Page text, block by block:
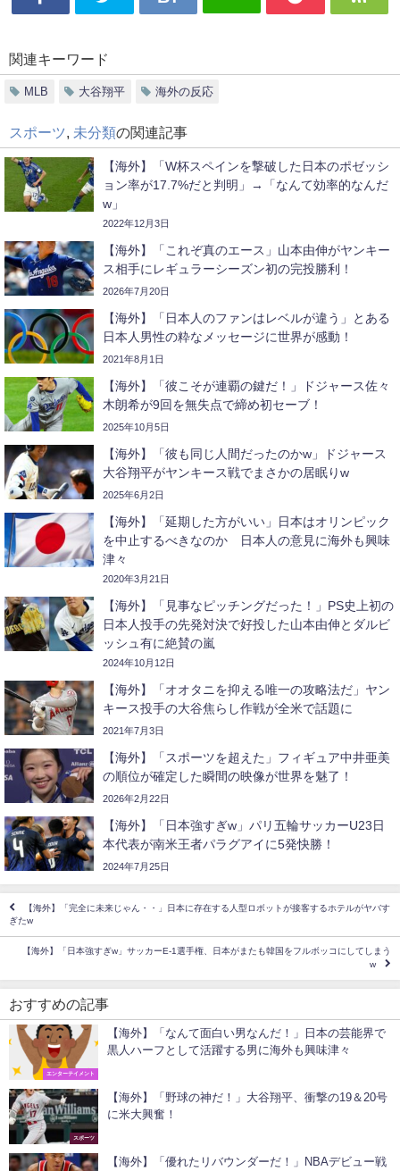
関連キーワード
MLB 大谷翔平 海外の反応
スポーツ 未分類の関連記事
【海外】「W杯スペインを撃破した日本のポゼッシ
ョン率が17.7%だと判明」→「なんて効率的なんだ
w」
2022年12月3日
【海外】「これぞ真のエース」山本由伸がヤンキー
ス相手にレギュラーシーズン初の完投勝利！
2026年7月20日
【海外】「日本人のファンはレベルが違う」とある
日本人男性の粋なメッセージに世界が感動！
2021年8月1日
【海外】「彼こそが連覇の鍵だ！」ドジャース佐々
木朗希が9回を無失点で締め初セーブ！
2025年10月5日
【海外】「彼も同じ人間だったのかw」ドジャース
大谷翔平がヤンキース戦でまさかの居眠りw
2025年6月2日
【海外】「延期した方がいい」日本はオリンピック
を中止するべきなのか 日本人の意見に海外も興味
津々
2020年3月21日
【海外】「見事なピッチングだった！」PS史上初の
日本人投手の先発対決で好投した山本由伸とダルビ
ッシュ有に絶賛の嵐
2024年10月12日
【海外】「オオタニを抑える唯一の攻略法だ」ヤン
キース投手の大谷焦らし作戦が全米で話題に
2021年7月3日
【海外】「スポーツを超えた」フィギュア中井亜美
の順位が確定した瞬間の映像が世界を魅了！
2026年2月22日
【海外】「日本強すぎw」パリ五輪サッカーU23日
本代表が南米王者パラグアイに5発快勝！
2024年7月25日
【海外】「完全に未来じゃん・・」日本に存在する人型ロボットが接客するホテルがヤバす
ぎたw
【海外】「日本強すぎw」サッカーE-1選手権、日本がまたも韓国をフルボッコにしてしまう
w
おすすめの記事
エンターテイメント
【海外】「なんて面白い男なんだ！」日本の芸能界で
黒人ハーフとして活躍する男に海外も興味津々
スポーツ
【海外】「野球の神だ！」大谷翔平、衝撃の19＆20号
に米大興奮！
【海外】「優れたリバウンダーだ！」NBAデビュー戦